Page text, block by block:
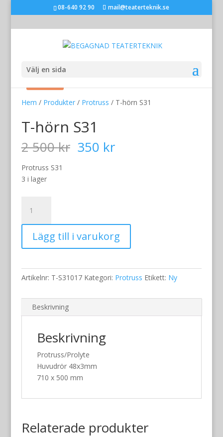
08-640 92 90 mail@teaterteknik.se
Välj en sida
Hem / Produkter/ Protruss / T-hörn S31
T-hörn S31
2 500kr Det
ursprungliga
350 krDet
Protruss S31
3 i lager
hörn
S31
mängdLägg till i varukorg
Artikelnr: T-S31017 Kategori: Protruss Etikett: Ny
Beskrivning
Beskrivning
Protruss/Prolyte
Huvudrör 48x3mm
710 x 500 mm
Relaterade produkter